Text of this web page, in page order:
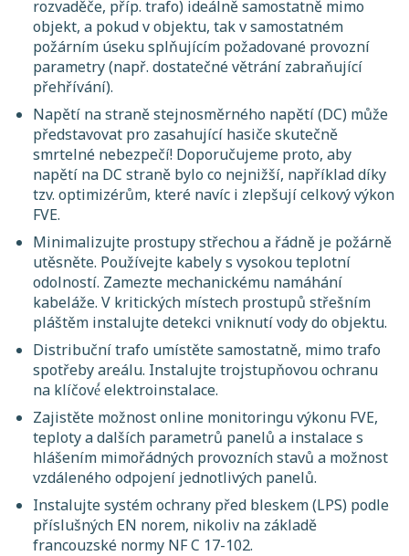
rozvaděče, příp. trafo) ideálně samostatně mimo
objekt, a pokud v objektu, tak v samostatném
požárním úseku splňujícím požadované provozní
parametry (např. dostatečné větrání zabraňující
přehřívání).
Napětí na straně stejnosměrného napětí (DC) může
představovat pro zasahující hasiče skutečně
smrtelné nebezpečí! Doporučujeme proto, aby
napětí na DC straně bylo co nejnižší, například díky
tzv. optimizérům, které navíc i zlepšují celkový výkon
FVE.
Minimalizujte prostupy střechou a řádně je požárně
utěsněte. Používejte kabely s vysokou teplotní
odolností. Zamezte mechanickému namáhání
kabeláže. V kritických místech prostupů střešním
pláštěm instalujte detekci vniknutí vody do objektu.
Distribuční trafo umístěte samostatně, mimo trafo
spotřeby areálu. Instalujte trojstupňovou ochranu
na klíčové́ elektroinstalace.
Zajistěte možnost online monitoringu výkonu FVE,
teploty a dalších parametrů panelů a instalace s
hlášením mimořádných provozních stavů a možnost
vzdáleného odpojení jednotlivých panelů.
Instalujte systém ochrany před bleskem (LPS) podle
příslušných EN norem, nikoliv na základě
francouzské normy NF C 17-102.